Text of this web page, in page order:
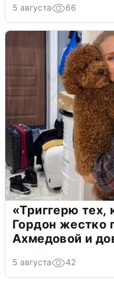
5 августа 66
«Триггерю тех,
Гордон жестко
Ахмедовой и
5 августа 42